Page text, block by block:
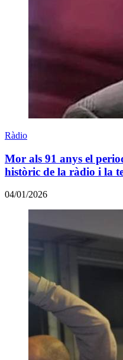
Ràdio
Mor als 91 anys el
històric de la ràdio i la
04/01/2026